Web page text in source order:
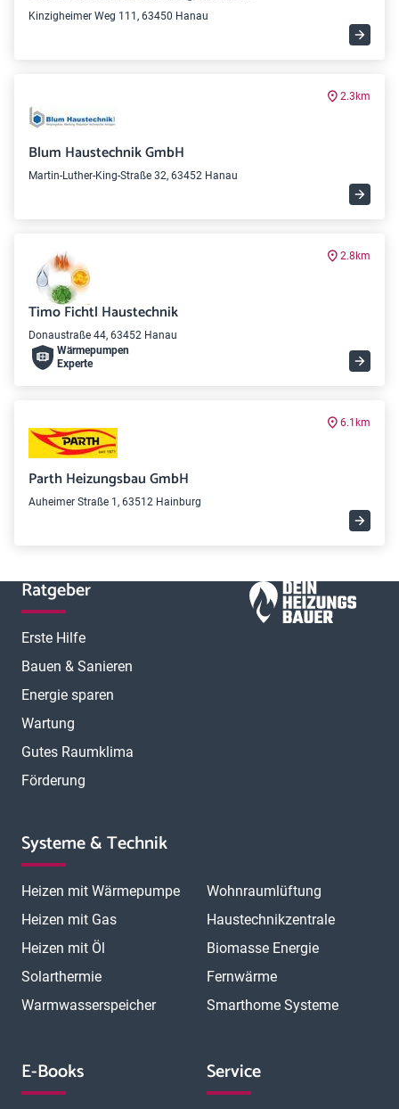
Kinzigheimer Weg 111, 63450 Hanau
2.3km
Blum Haustechnik GmbH
Martin-Luther-King-Straße 32, 63452 Hanau
2.8km
Timo Fichtl Haustechnik
Donaustraße 44, 63452 Hanau
Wärme­pumpen
Experte
6.1km
Parth Heizungsbau GmbH
Auheimer Straße 1, 63512 Hainburg
Ratgeber
Erste Hilfe
Bauen & Sanieren
Energie sparen
Wartung
Gutes Raumklima
Förderung
Systeme & Technik
Heizen mit Wärmepumpe
Heizen mit Gas
Heizen mit Öl
Solarthermie
Warmwasserspeicher
Wohnraumlüftung
Haustechnikzentrale
Biomasse Energie
Fernwärme
Smarthome Systeme
E-Books Service